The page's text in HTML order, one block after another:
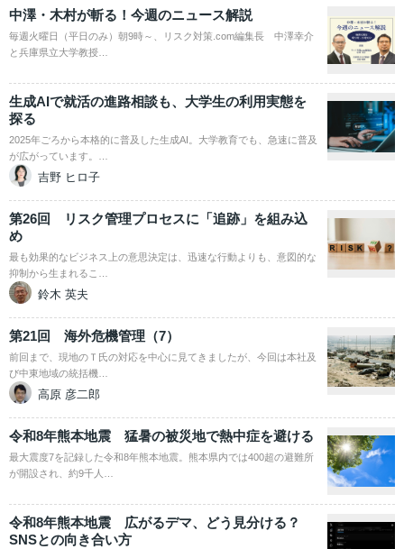
中澤・木村が斬る！今週のニュース解説
毎週火曜日（平日のみ）朝9時～、リスク対策.com編集長 中澤幸介
と兵庫県立大学教授…
生成AIで就活の進路相談も、大学生の利用実態を
探る
2025年ごろから本格的に普及した生成AI。大学教育でも、急速に普及
が広がっています。…
吉野 ヒロ子
第26回 リスク管理プロセスに「追跡」を組み込
め
最も効果的なビジネス上の意思決定は、迅速な行動よりも、意図的な
抑制から生まれるこ…
鈴木 英夫
第21回 海外危機管理（7）
前回まで、現地のＴ氏の対応を中心に見てきましたが、今回は本社及
び中東地域の統括機…
高原 彦二郎
令和8年熊本地震 猛暑の被災地で熱中症を避ける
最大震度7を記録した令和8年熊本地震。熊本県内では400超の避難所
が開設され、約9千人…
令和8年熊本地震 広がるデマ、どう見分ける？
SNSとの向き合い方